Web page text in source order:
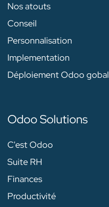
Nos atouts
Conseil
Personnalisation
Implementation
Déploiement Odoo gobal
Odoo Solutions
C'est Odoo
Suite RH
Finances
Productivité